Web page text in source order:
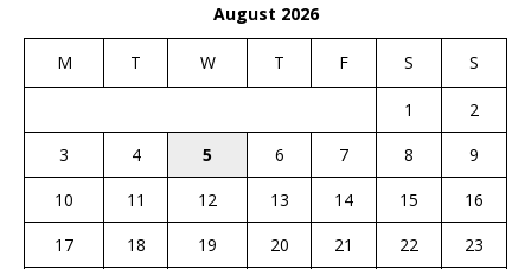
August 2026
M T W T F S S
1
2
3
4 5 6 7 8
9
10
11 12 13 14 15
16
17
18 19 20 21 22 23